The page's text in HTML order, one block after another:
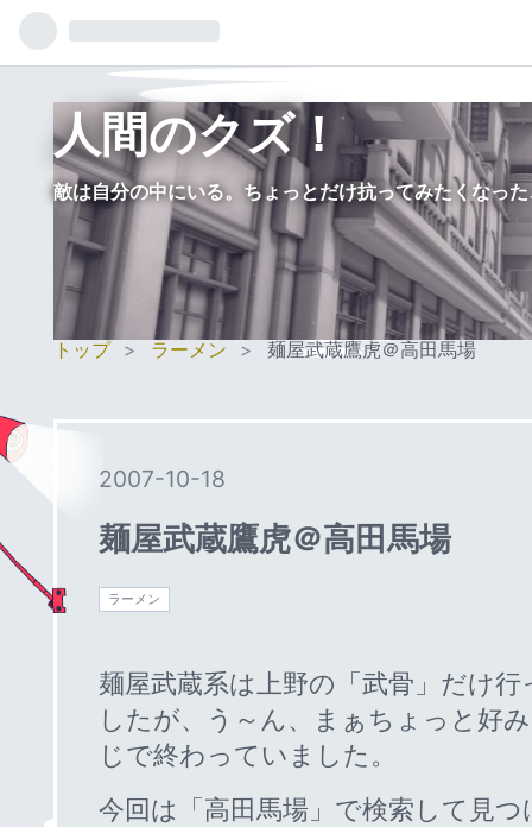
人間のクズ！
敵は自分の中にいる。ちょっとだけ抗ってみたくなっ
トップ > ラーメン > 麺屋武蔵鷹虎＠高田馬場
2007-10-18
麺屋武蔵鷹虎＠高田馬場
ラーメン
麺屋武蔵系は上野の「武骨」だけ
したが、う～ん、まぁちょっと好
じで終わっていました。
今回は「高田馬場」で検索して見